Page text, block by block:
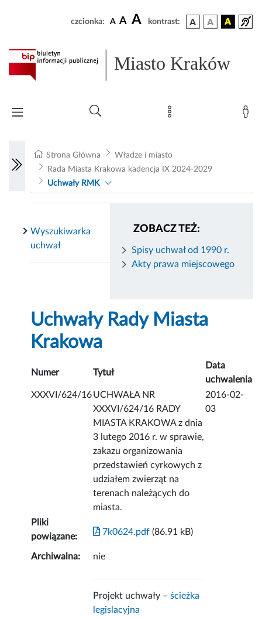
czcionka: A A A kontrast:
Miasto Kraków
Strona Główna
Władze i miasto
Rada Miasta Krakowa kadencja IX 2024-2029
Uchwały RMK
ZOBACZ TEŻ:
Spisy uchwał od 1990 r.
Akty prawa miejscowego
Wyszukiwarka
uchwał
Uchwały Rady Miasta
Krakowa
Numer Tytuł
Data
uchwalenia
XXXVI/624/16UCHWAŁA NR
XXXVI/624/16 RADY
MIASTA KRAKOWA z dnia
3 lutego 2016 r. w sprawie,
zakazu organizowania
przedstawień cyrkowych z
udziałem zwierząt na
terenach należących do
miasta.
2016-02-
03
Pliki
powiązane:
7k0624.pdf (86.91 kB)
Archiwalna: nie
Projekt uchwały –ścieżka
legislacyjna